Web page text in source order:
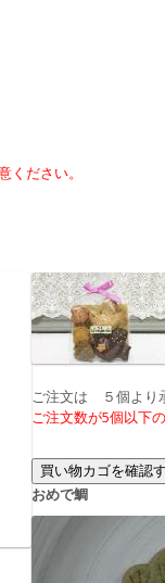
ださい。
ご注文は
５個より
ご注文数が5個以下
おめで鯛